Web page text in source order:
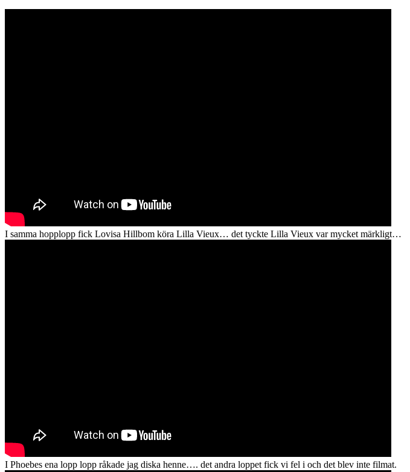
I samma hopplopp fick Lovisa Hillbom köra Lilla Vieux… det tyckte Lilla Vieux var mycket märkligt…
I Phoebes ena lopp lopp råkade jag diska henne…. det andra loppet fick vi fel i och det blev inte filmat.